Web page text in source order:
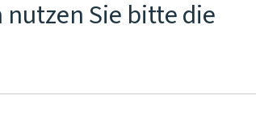
Sie bitte die